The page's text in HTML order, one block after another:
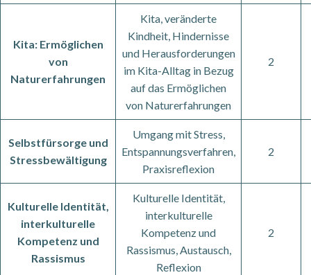
Kita: Ermöglichen
von
Naturerfahrungen
Kita, veränderte
Kindheit, Hindernisse
und Herausforderungen
im Kita-Alltag in Bezug
auf das Ermöglichen
von Naturerfahrungen
2
Selbstfürsorge und
Stressbewältigung
Umgang mit Stress,
Entspannungsverfahren,
Praxisreflexion
2
Kulturelle Identität,
interkulturelle
Kompetenz und
Rassismus
Kulturelle Identität,
interkulturelle
Kompetenz und
Rassismus, Austausch,
Reflexion
2